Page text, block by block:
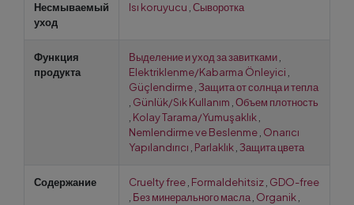
Несмываемый
уход
Isı koruyucu Сыворотка
Функция
продукта
Выделение и уход за завитками
Elektriklenme/Kabarma Önleyici
Güçlendirme Защита от солнца и тепла
Günlük/Sık Kullanım Объем плотность
Kolay Tarama/Yumuşaklık
Nemlendirme ve Beslenme Onarıcı
Yapılandırıcı Parlaklık Защита цвета
Содержание Cruelty free Formaldehitsiz GDO-free
Без минерального масла Organik